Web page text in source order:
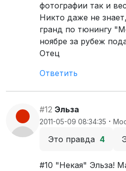
фотографии так и
Никто даже не
гранд по тюнингу
ноябре за рубеж
Отец
Ответить
#12 Эльза
2011-05-09 08:34:35 ·
Это правда 4
#10 "Некая" Эльза!